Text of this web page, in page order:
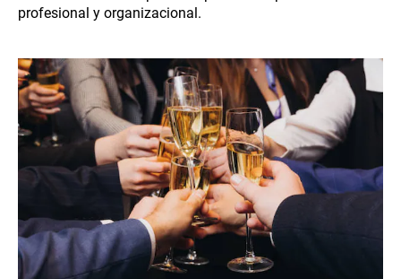
profesional y organizacional.